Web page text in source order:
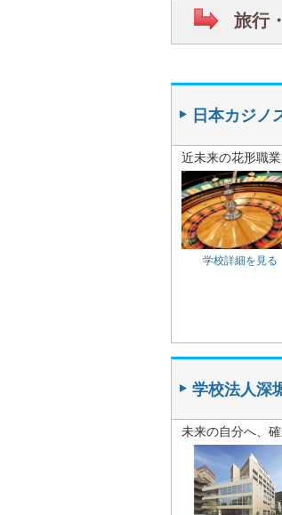
旅行
日本カジノ
近未来の花形職
学校詳細を見る
学校法人深
未来の自分へ、